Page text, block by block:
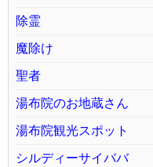
除霊
魔除け
聖者
湯布院のお地蔵さん
湯布院観光スポット
シルディーサイババ